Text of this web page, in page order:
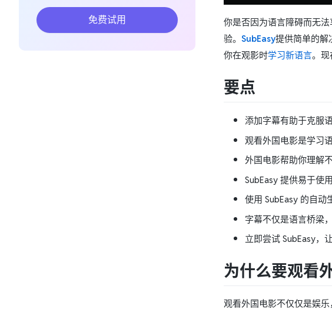
免费试用 你是否因为语言障碍而无
验。 SubEasy提供简单的解
你在观影时学习新语言。现
要点
添加字幕有助于克服
观看外国电影是学习
外国电影帮助你理解
SubEasy 提供易于使
使用 SubEasy 的自动
字幕不仅是语言桥梁
立即尝试 SubEasy，
为什么要观看
观看外国电影不仅仅是娱